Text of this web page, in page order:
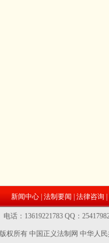
新闻中心 法制要闻 法律咨询
电话：13619221783 QQ：
版权所有 中国正义法制网中华人